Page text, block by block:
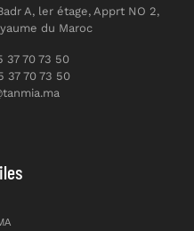
A, ler étage, Apprt NO 2,
du Maroc
37 70 73 50
37 70 73 50